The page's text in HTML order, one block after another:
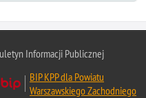
Informacji Publicznej
BIP KPP dla Powiatu
Warszawskiego Zachodniego